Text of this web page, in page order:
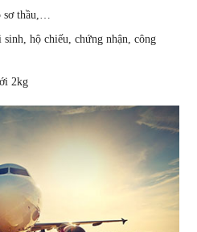
sơ thầu,…
hộ chiếu, chứng nhận, công
2kg